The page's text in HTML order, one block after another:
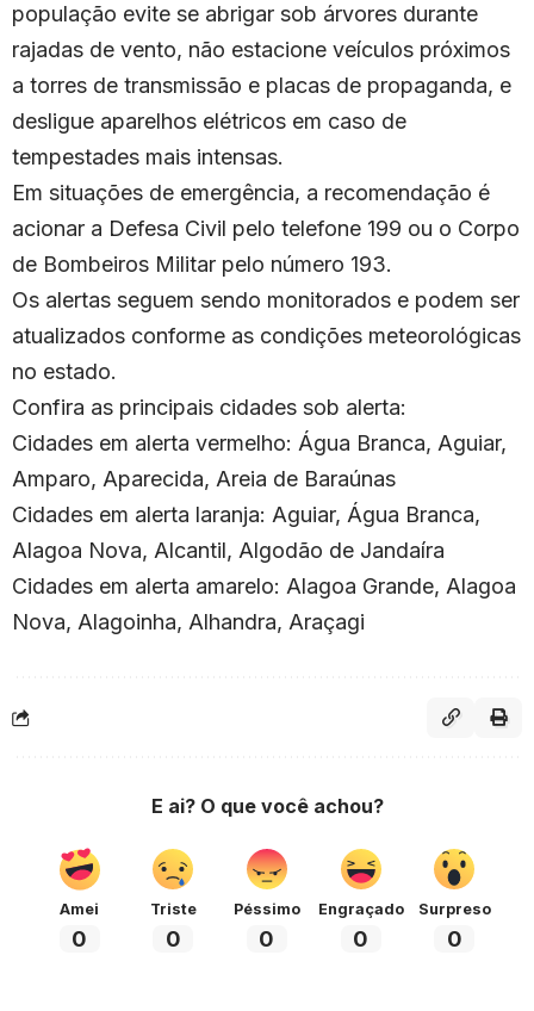
população evite se abrigar sob árvores durante
rajadas de vento, não estacione veículos próximos
a torres de transmissão e placas de propaganda, e
desligue aparelhos elétricos em caso de
tempestades mais intensas.
Em situações de emergência, a recomendação é
acionar a Defesa Civil pelo telefone 199 ou o Corpo
de Bombeiros Militar pelo número 193.
Os alertas seguem sendo monitorados e podem ser
atualizados conforme as condições meteorológicas
no estado.
Confira as principais cidades sob alerta:
Cidades em alerta vermelho: Água Branca, Aguiar,
Amparo, Aparecida, Areia de Baraúnas
Cidades em alerta laranja: Aguiar, Água Branca,
Alagoa Nova, Alcantil, Algodão de Jandaíra
Cidades em alerta amarelo: Alagoa Grande, Alagoa
Nova, Alagoinha, Alhandra, Araçagi
E ai? O que você achou?
Amei
0
Triste
0
Péssimo
0
Engraçado
0
Surpreso
0